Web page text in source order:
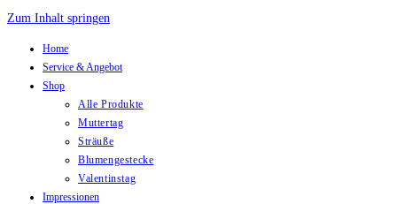
Zum Inhalt springen
Home
Service & Angebot
Shop
Alle Produkte
Muttertag
Sträuße
Blumengestecke
Valentinstag
Impressionen